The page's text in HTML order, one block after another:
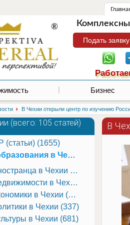
Подать
Бизнес
› В Чехии открыли центр по изучению
В
(всего: 105 статей)
Новости иностранца в Чехии (223)
в Чехии (681)
Новости недвижимости в Чехии (337)
Новости образования в Чехии (251)
в Чехии (337)
(статьи) (1655)
Новости экономики в Чехии (941)